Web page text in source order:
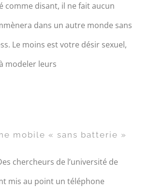
comme disant, il ne fait aucun
dans un autre monde sans
Le moins est votre désir sexuel,
modeler leurs
mobile « sans batterie »
chercheurs de l’université de
mis au point un téléphone